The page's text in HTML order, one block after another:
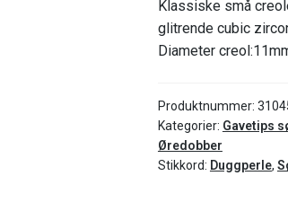
Klassiske små
glitrende cubic
Diameter
Produktnummer:
Kategorier: Gavetips
Øredobber
Stikkord: Duggperle,